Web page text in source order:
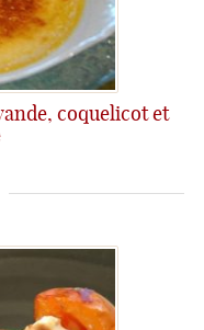
coquelicot et